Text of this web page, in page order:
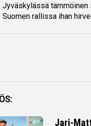
Jyväskylässä
Suomen rallissa ihan
Jari-